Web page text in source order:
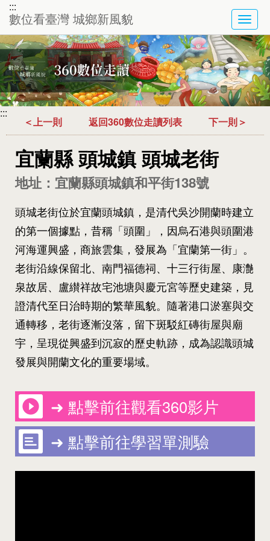
:::
數位看臺灣 城鄉新風貌
:::
＜上一則 返回360數位走讀列表 下一則＞
宜蘭縣 頭城鎮 頭城老街
地址：宜蘭縣頭城鎮和平街138號
頭城老街位於宜蘭頭城鎮，是清代吳沙開蘭時建立
的第一個據點，昔稱「頭圍」，因烏石港與頭圍港
河海運興盛，商旅雲集，發展為「宜蘭第一街」。
老街沿線保留北、南門福德祠、十三行街屋、康灔
泉故居、盧纉祥故宅池塘與慶元宮等歷史建築，見
證清代至日治時期的繁華風貌。隨著港口淤塞與交
通轉移，老街逐漸沒落，留下斑駁紅磚街屋與廟
宇，呈現從興盛到沉寂的歷史軌跡，成為認識頭城
發展與開蘭文化的重要場域。
➜ 點擊前往觀看360影片
➜ 點擊前往學習單測驗